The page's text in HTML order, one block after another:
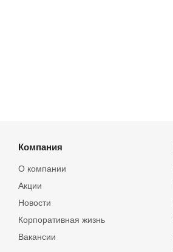
Компания
О компании
Акции
Новости
Корпоративная жизнь
Вакансии